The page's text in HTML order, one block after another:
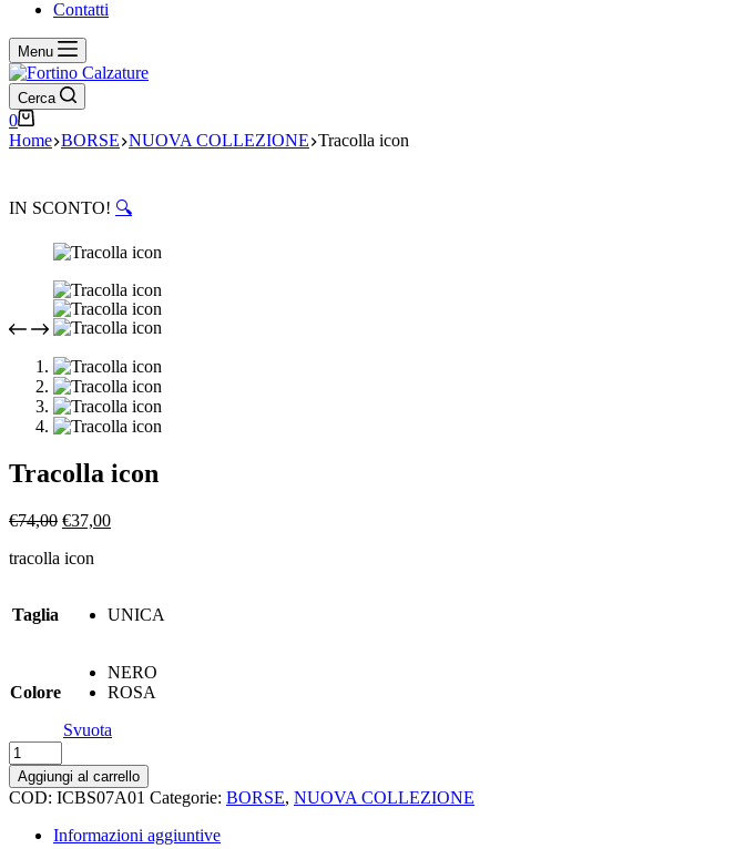
Contatti
Menu
Cerca
Carrello
0
Home BORSE NUOVA COLLEZIONE Tracolla icon
IN SCONTO! 🔍
Tracolla icon
€74,00 Il
originale
€37,00Il
tracolla icon
Taglia UNICA
Colore
NERO
ROSA
Svuota
Tracolla
icon
quantità
Aggiungi al carrello
COD: ICBS07A01 Categorie: BORSE, NUOVA COLLEZIONE
Informazioni aggiuntive